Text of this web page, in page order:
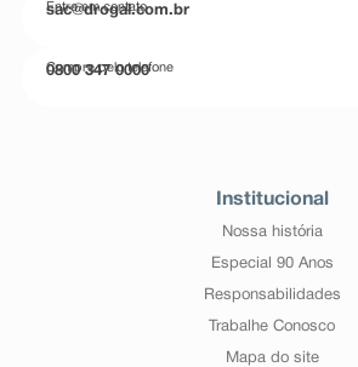
Entre em contato
sac@drogal.com.br
Compre pelo telefone
0800 347 0000
Institucional
Nossa história
Especial 90 Anos
Responsabilidades
Trabalhe Conosco
Mapa do site